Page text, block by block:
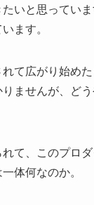
と思ってい
ます。
て広がり始め
ませんが、ど
て、このプロ
体何なのか。